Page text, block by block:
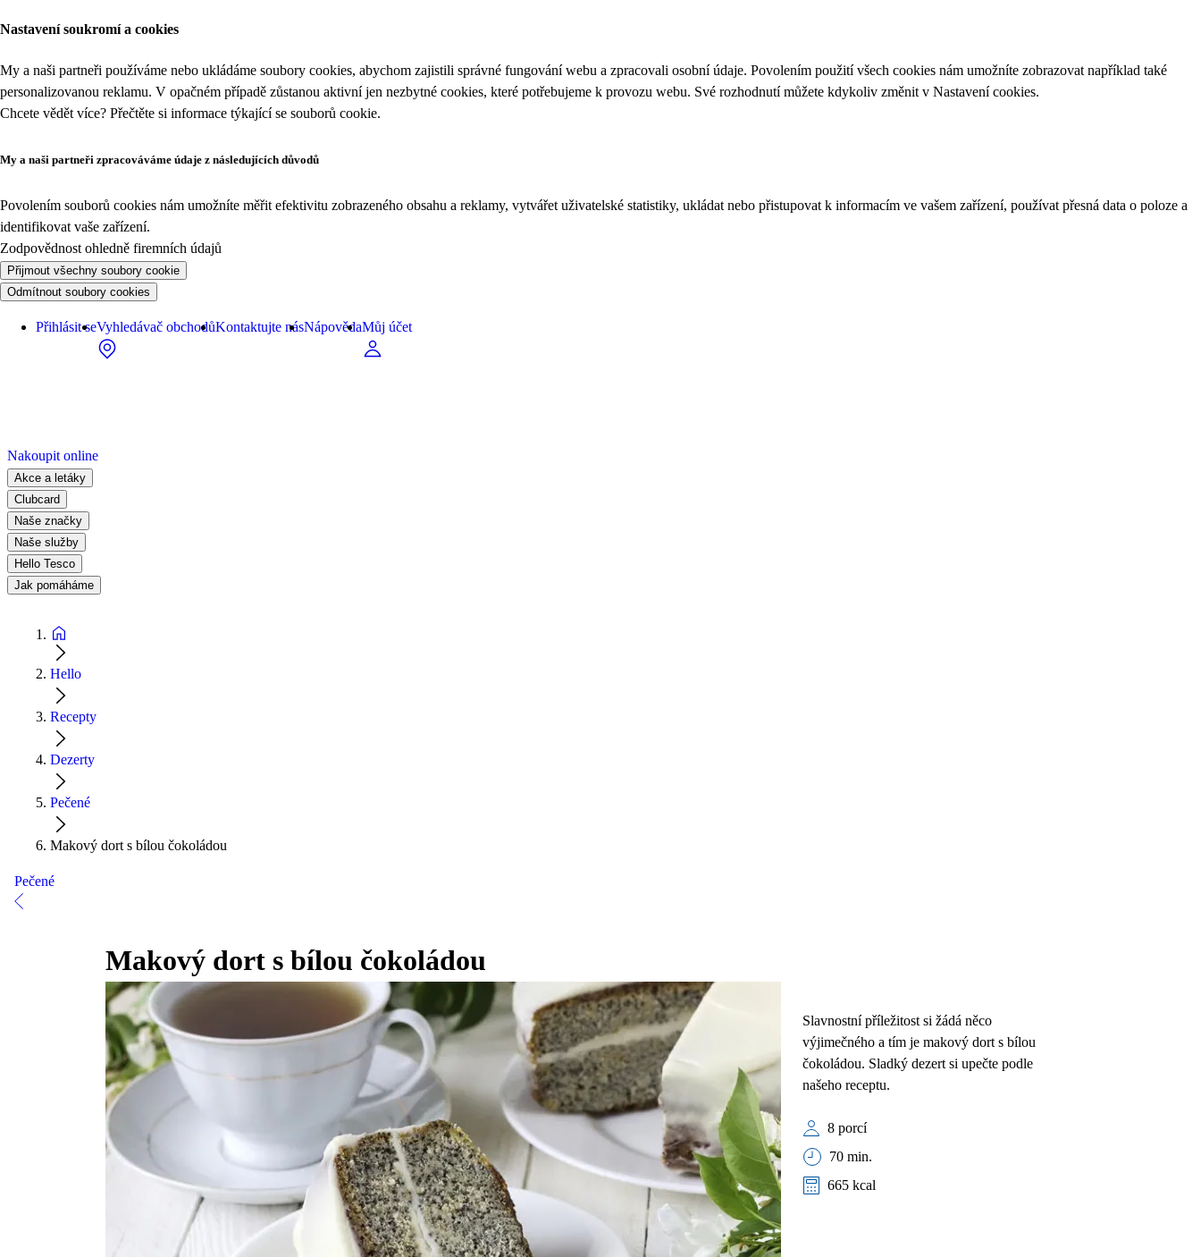
Nastavení soukromí a cookies
My a naši partneři používáme nebo ukládáme soubory cookies, abychom zajistili správné fungování webu a zpracovali osobní údaje. Povolením použití všech cookies nám umožníte zobrazovat například také
personalizovanou reklamu. V opačném případě zůstanou aktivní jen nezbytné cookies, které potřebujeme k provozu webu. Své rozhodnutí můžete kdykoliv změnit v Nastavení cookies.
Chcete vědět více? Přečtěte si informace týkající se souborů cookie.
My a naši partneři zpracováváme údaje z následujících důvodů
Povolením souborů cookies nám umožníte měřit efektivitu zobrazeného obsahu a reklamy, vytvářet uživatelské statistiky, ukládat nebo přistupovat k informacím ve vašem zařízení, používat přesná data o poloze a
identifikovat vaše zařízení.
Zodpovědnost ohledně firemních údajů
Přijmout všechny soubory cookie
Odmítnout soubory cookies
Přihlásit seVyhledávač obchodůKontaktujte násNápovědaMůj účet
Nakoupit online
Akce a letáky
Clubcard
Naše značky
Naše služby
Hello Tesco
Jak pomáháme
Hello
Recepty
Dezerty
Pečené
Makový dort s bílou čokoládou
Pečené
Makový dort s bílou čokoládou
Slavnostní příležitost si žádá něco
výjimečného a tím je makový dort s bílou
čokoládou. Sladký dezert si upečte podle
našeho receptu.
8 porcí
70 min.
665 kcal